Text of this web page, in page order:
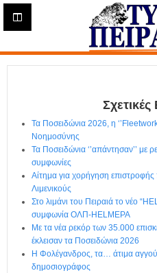
Η
ε
ρ
Σχετικές
Τα Ποσειδώνια 2026, η
Νοημοσύνης
Τα Ποσειδώνια ‘’απάντησαν’’ με
συμφωνίες
Αίτημα για χορήγηση
Λιμενικούς
Στο λιμάνι του Πειραιά το νέο
συμφωνία ΟΛΠ-HELMEPA
Με τα νέα ρεκόρ των 35.000
έκλεισαν τα Ποσειδώνια 2026
Η Φολέγανδρος, τα… άτιμα
δημοσιογράφος